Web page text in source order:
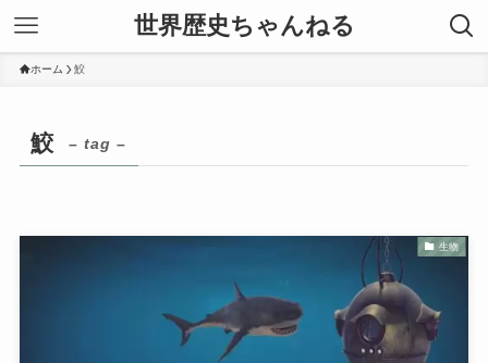
世界歴史ちゃんねる
ホーム 鮫
鮫 – tag –
生物